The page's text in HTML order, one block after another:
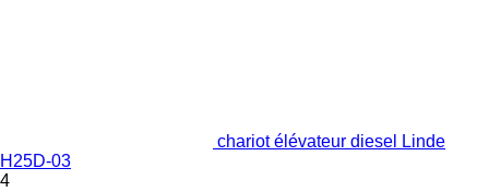
chariot élévateur diesel Linde
H25D-03
4